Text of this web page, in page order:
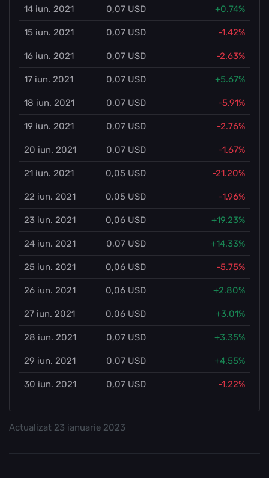
14 iun. 2021 0,07 USD +0.74%
15 iun. 2021 0,07 USD -1.42%
16 iun. 2021 0,07 USD -2.63%
17 iun. 2021 0,07 USD +5.67%
18 iun. 2021 0,07 USD -5.91%
19 iun. 2021 0,07 USD -2.76%
20 iun. 2021 0,07 USD -1.67%
21 iun. 2021 0,05 USD -21.20%
22 iun. 2021 0,05 USD -1.96%
23 iun. 2021 0,06 USD +19.23%
24 iun. 2021 0,07 USD +14.33%
25 iun. 2021 0,06 USD -5.75%
26 iun. 2021 0,06 USD +2.80%
27 iun. 2021 0,06 USD +3.01%
28 iun. 2021 0,07 USD +3.35%
29 iun. 2021 0,07 USD +4.55%
30 iun. 2021 0,07 USD -1.22%
Actualizat 23 ianuarie 2023